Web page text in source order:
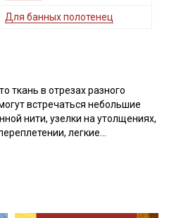
Для банных полотенец
ткань в отрезах разного
встречаться небольшие
нити, узелки на утолщениях,
легкие
расстоянии до 5см от кромки,
согласования. В
указывать необходимый